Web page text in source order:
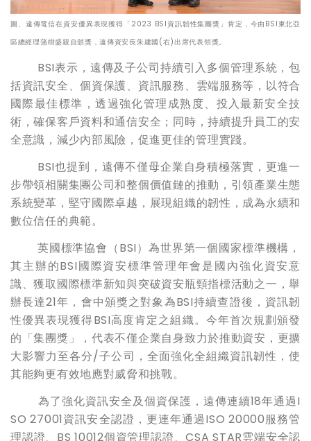
圖、遠傳電信在資安優異表現獲得「2023 BSI資訊韌性集團獎」肯定，今由BSI東北亞
區總經理蒲樹盛親自頒獎，遠傳資安長朱建國(右)出席代表領獎。
BSI表示，遠傳及子公司持續引入多個管理系統，包
括資訊安全、個資保護、資訊服務、雲端服務等，以符合
國際最佳標準，透過強化管理成熟度、投入最新安全技
術，確保客戶資料和通信安全；同時，持續提升員工的安
全意識，減少內部風險，促進更佳的管理實踐。
BSI也提到，遠傳不僅母企業自身積極落實，更進一
步帶領相關集團公司和整個價值鏈的推動，引領產業生態
系統變革，堅守國際卓越，展現組織的韌性，成為永續和
數位信任的典範。
英國標準協會（BSI）為世界第一個國家標準機構，
其主辦的BSI國際資安標準管理年會是國內強化資安意
識、獲取國際標準新知與突破資安瓶頸指標活動之一，舉
辦長達21年，會中頒獎之對象為BSI持續查證後，資訊韌
性優異表現獲得BSI高度肯定之組織。今年首次規劃頒發
的「集團獎」，代表不僅企業自身致力於推動資安，更擴
大影響力至各分/子公司，全面強化全組織資訊韌性，使
其能夠更有效地應對威脅和挑戰。
為了強化資訊安全及個資保護，遠傳連續18年通過I
SO 27001資訊安全認證，更連年通過ISO 20000服務管
理認證、BS 10012個資管理認證、CSA STAR雲端安全認